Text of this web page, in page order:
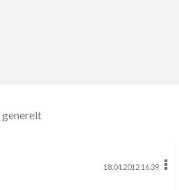
18.04.2012 16.39